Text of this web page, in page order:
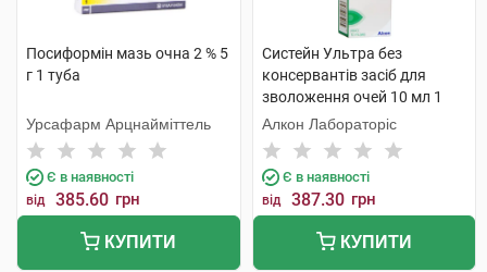
Посиформін мазь очна 2 % 5
г 1 туба
Урсафарм Арцнайміттель
Є в наявності
від 385.60 грн
КУПИТИ
Систейн Ультра без
консервантів засіб для
зволоження очей 10 мл 1
флакон
Алкон Лабораторіс
Є в наявності
від 387.30 грн
КУПИТИ